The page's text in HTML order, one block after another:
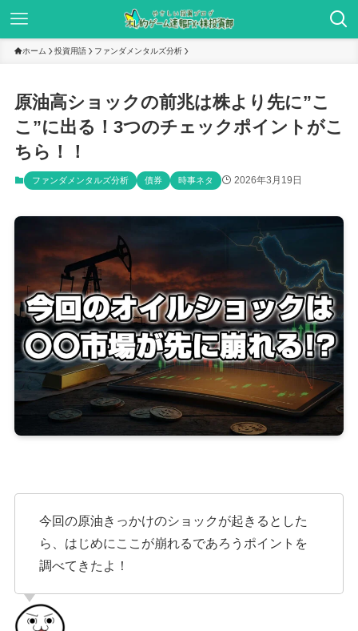
ホーム 投資用語 ファンダメンタルズ分析
原油高ショックの前兆は株より先に”こ
こ”に出る！3つのチェックポイントがこ
ちら！！
ファンダメンタルズ分析 債券 時事ネタ 2026年3月19日
今回の原油きっかけのショックが起きるとした
ら、はじめにここが崩れるであろうポイントを
調べてきたよ！